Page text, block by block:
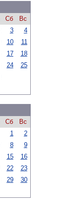
Сб
Вс
3
4
10
11
17
18
24
25
Сб
Вс
1
2
8
9
15
16
22
23
29
30